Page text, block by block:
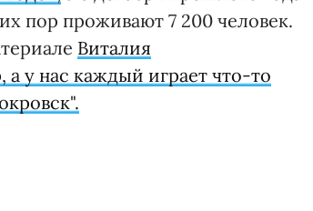
пор проживают 7 200 человек.
Виталия
у нас каждый играет что-то